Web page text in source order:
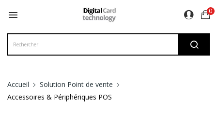
 0
Accueil
Solution Point de vente
Accessoires & Périphériques POS